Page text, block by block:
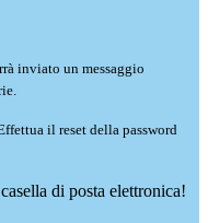
inviato un messaggio
il reset della password
di posta elettronica!